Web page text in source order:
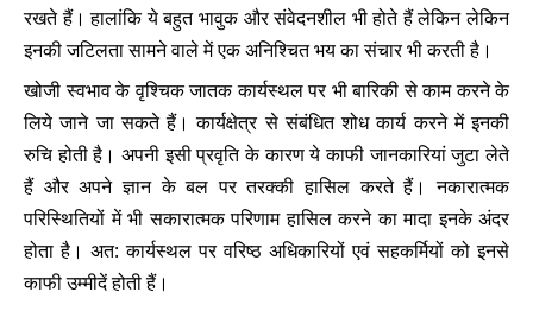
रखते हैं। हालांकि ये बहुत भावुक और संवेदनशील भी होते हैं लेकिन लेकिन
इनकी जटिलता सामने वाले में एक अनिश्चित भय का संचार भी करती है।
खोजी स्वभाव के वृश्चिक जातक कार्यस्थल पर भी बारिकी से काम करने के
लिये जाने जा सकते हैं। कार्यक्षेत्र से संबंधित शोध कार्य करने में इनकी
रुचि होती है। अपनी इसी प्रवृति के कारण ये काफी जानकारियां जुटा लेते
हैं और अपने ज्ञान के बल पर तरक्की हासिल करते हैं। नकारात्मक
परिस्थितियों में भी सकारात्मक परिणाम हासिल करने का मादा इनके अंदर
होता है। अत: कार्यस्थल पर वरिष्ठ अधिकारियों एवं सहकर्मियों को इनसे
काफी उम्मीदें होती हैं।